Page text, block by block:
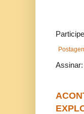
Assinar: